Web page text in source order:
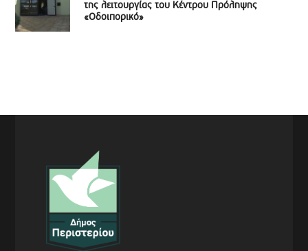
της λειτουργίας του Κέντρου Πρόληψης
«Οδοιπορικό»